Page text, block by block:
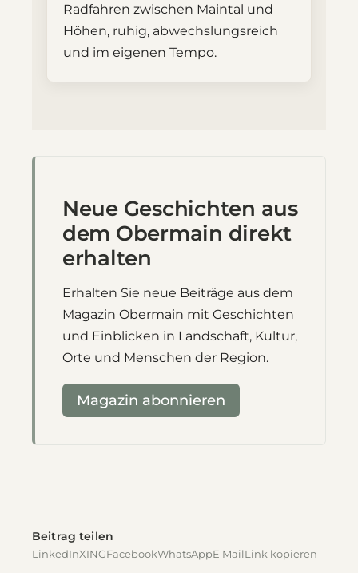
Radfahren zwischen Maintal und
Höhen, ruhig, abwechslungsreich
und im eigenen Tempo.
Neue Geschichten aus
dem Obermain direkt
erhalten
Erhalten Sie neue Beiträge aus dem
Magazin Obermain mit Geschichten
und Einblicken in Landschaft, Kultur,
Orte und Menschen der Region.
Magazin abonnieren
Beitrag teilen
LinkedInXINGFacebookWhatsAppE MailLink kopieren